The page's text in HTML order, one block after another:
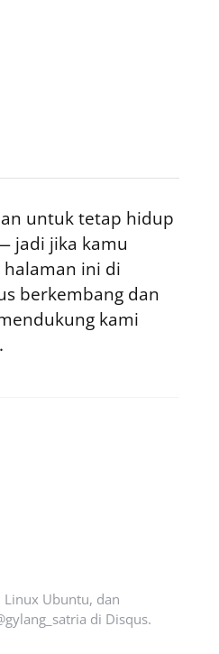
untuk tetap hidup
jadi jika kamu
ini di
berkembang dan
kami
Linux Ubuntu, dan
di Disqus.